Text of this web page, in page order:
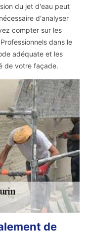
du jet d'eau peut
d'analyser
compter sur les
dans le
adéquate et les
de votre façade.
de